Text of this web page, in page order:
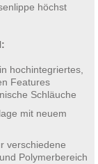
höchst
hochintegriertes,
Features
Schläuche
mit neuem
verschiedene
Polymerbereich